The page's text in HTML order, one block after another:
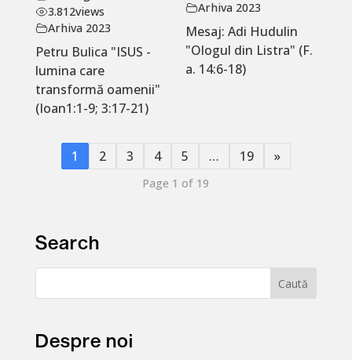
3.812views
Arhiva 2023
Petru Bulica "ISUS -
lumina care
transformă oamenii"
(Ioan1:1-9; 3:17-21)
Arhiva 2023
Mesaj: Adi Hudulin
"Ologul din Listra" (F.
a. 14:6-18)
1 2 3 4 5 … 19 »
Page 1 of 19
Search
Despre noi